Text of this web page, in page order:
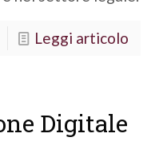
Leggi articolo
Digitale